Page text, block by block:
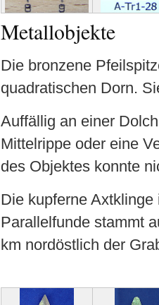
Metallobjekte
Die bronzene
quadratischen Dorn.
Auffällig an einer
Mittelrippe oder eine
des Objektes konnte
Die kupferne
Parallelfunde stammt
km nordöstlich der